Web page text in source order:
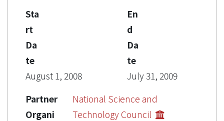
Sta
rt
Da
te
August 1, 2008
En
d
Da
te
July 31, 2009
Partner
Organi
National Science and
Technology Council